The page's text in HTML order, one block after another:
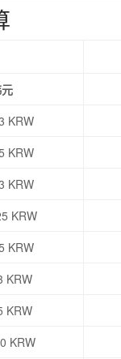
KRW
KRW
KRW
KRW
KRW
KRW
KRW
KRW